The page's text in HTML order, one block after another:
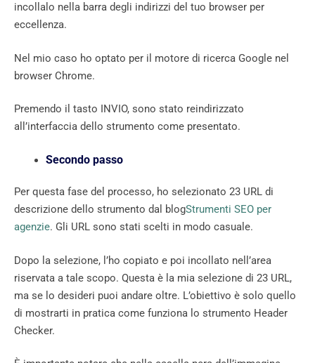
incollalo nella barra degli indirizzi del tuo browser per
eccellenza.
Nel mio caso ho optato per il motore di ricerca Google nel
browser Chrome.
Premendo il tasto INVIO, sono stato reindirizzato
all’interfaccia dello strumento come presentato.
Secondo passo
Per questa fase del processo, ho selezionato 23 URL di
descrizione dello strumento dal blogStrumenti SEO per
agenzie. Gli URL sono stati scelti in modo casuale.
Dopo la selezione, l’ho copiato e poi incollato nell’area
riservata a tale scopo. Questa è la mia selezione di 23 URL,
ma se lo desideri puoi andare oltre. L’obiettivo è solo quello
di mostrarti in pratica come funziona lo strumento Header
Checker.